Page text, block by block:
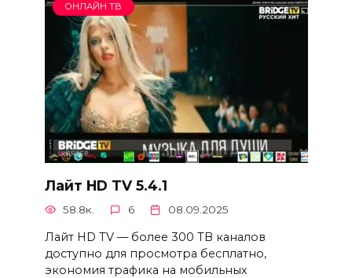
ОНЛАЙН ТВ
Лайт HD TV 5.4.1
58.8к. 6 08.09.2025
Лайт HD TV — более 300 ТВ каналов
доступно для просмотра бесплатно,
экономия трафика на мобильных